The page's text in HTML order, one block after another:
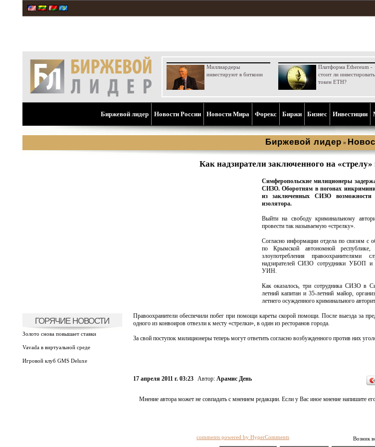
Миллиардеры
инвестируют в биткоин
Платформа Ethereum -
стоит ли
токен ETH?
Биржевой лидер Новости России Новости Мира Форекс Биржи Бизнес Инвестиции
Биржевой лидер »
ГОРЯЧИЕ НОВОСТИ
Золото снова повышает ставки
Vavada в виртуальной среде
Игровой клуб GMS Deluxe
Как надзиратели заключенного на «стрелу»
Симферопольские милиционеры
СИЗО. Оборотням в погонах
из заключенных СИЗО возможности
изолятора.
Выйти на свободу криминальному
провести так называемую «стрелку».
Согласно информации отдела по связям
по Крымской автономной
злоупотребления правоохранителями
надзирателей СИЗО сотрудники УБОП и
УИН.
Как оказалось, три сотрудника СИЗО в
летний капитан и 35-летний майор,
летнего осужденного криминального
Правоохранители обеспечили побег при помощи кареты скорой помощи. После выезда за
одного из конвоиров отвезли к месту «стрелки», в один из ресторанов города.
За свой поступок милиционеры теперь могут ответить согласно возбужденного против них
17 апреля 2011 г. 03:23 Автор: Арамис День
Мнение автора может не совпадать с мнением редакции. Если у Вас иное мнение напишите
Возник
comments powered by HyperComments